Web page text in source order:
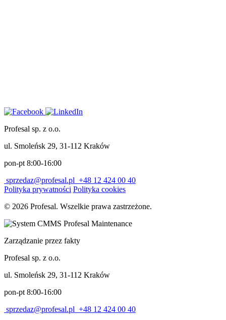
Profesal sp. z o.o.
ul. Smoleńsk 29, 31-112 Kraków
pon-pt 8:00-16:00
sprzedaz@profesal.pl +48 12 424 00 40
Polityka prywatności Polityka cookies
© 2026 Profesal. Wszelkie prawa zastrzeżone.
Zarządzanie przez fakty
Profesal sp. z o.o.
ul. Smoleńsk 29, 31-112 Kraków
pon-pt 8:00-16:00
sprzedaz@profesal.pl +48 12 424 00 40